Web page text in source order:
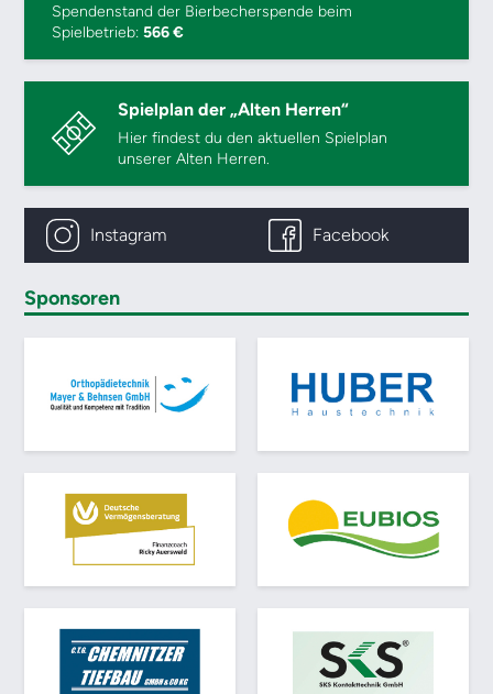
Spendenstand der Bierbecherspende beim
Spielbetrieb:566 €
Spielplan der „Alten Herren“
Hier findest du den aktuellen Spielplan
unserer Alten Herren.
Instagram Facebook
Sponsoren